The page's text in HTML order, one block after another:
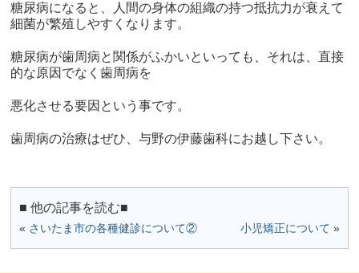
糖尿病になると、人間の身体の組織の持つ抵抗力が衰えて
細菌が繁殖しやすくなります。
糖尿病が歯周病と関係がふかいといっても、それは、直接
的な原因でなく歯周病を
悪化させる要因という事です。
歯周病の治療はぜひ、与野の伊藤歯科にお越し下さい。
■ 他の記事を読む■
« さいたま市の各種健診について② 小児矯正について »